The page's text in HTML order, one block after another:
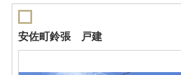
安佐町鈴張 戸建